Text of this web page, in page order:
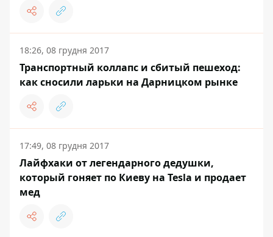
18:26, 08 грудня 2017
Транспортный коллапс и сбитый пешеход:
как сносили ларьки на Дарницком рынке
17:49, 08 грудня 2017
Лайфхаки от легендарного дедушки,
который гоняет по Киеву на Tesla и продает
мед